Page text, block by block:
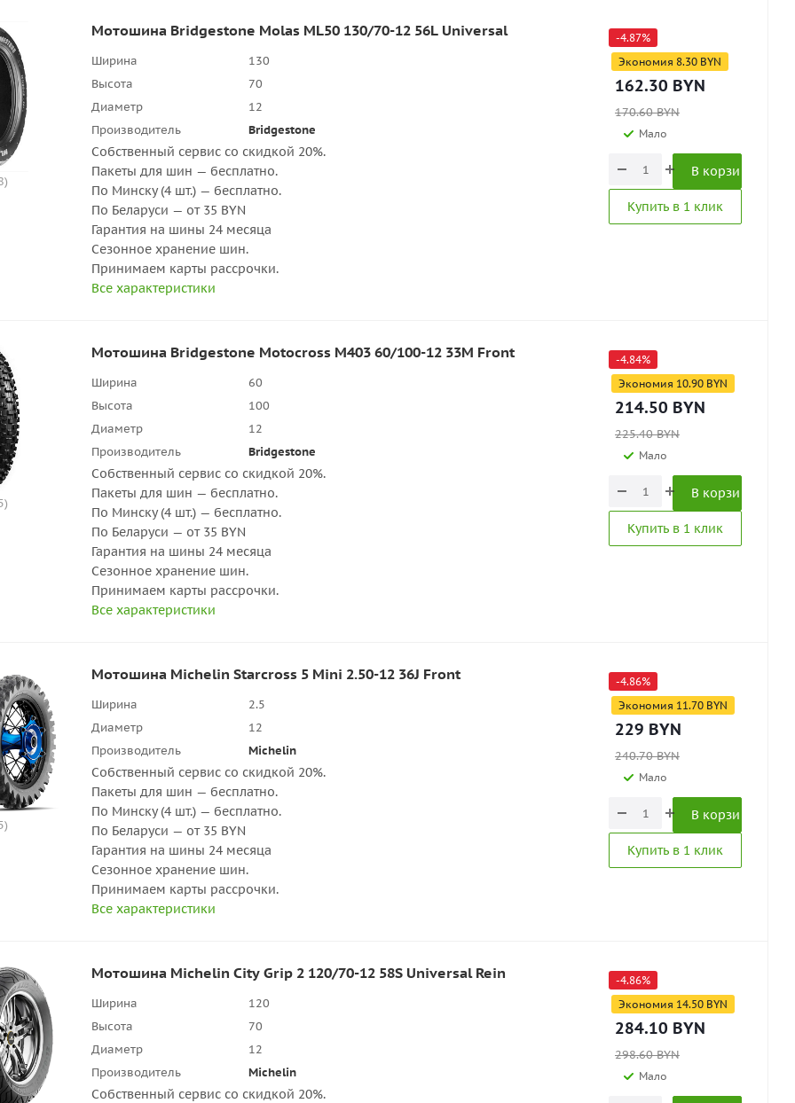
Мотошина Bridgestone Molas ML50 130/70-12 56L Universal
Ширина
130
Высота
70
Диаметр
12
Производитель
Bridgestone
Собственный сервис со скидкой 20%.
Пакеты для шин — бесплатно.
По Минску (4 шт.) — бесплатно.
По Беларуси — от 35 BYN
Гарантия на шины 24 месяца
Сезонное хранение шин.
Принимаем карты рассрочки.
Все характеристики
-4.87%
Экономия 8.30 BYN
162.30 BYN
170.60BYN
Мало
В корзину
Купить в 1 клик
Мотошина Bridgestone Motocross M403 60/100-12 33M Front
Ширина
60
Высота
100
Диаметр
12
Производитель
Bridgestone
Собственный сервис со скидкой 20%.
Пакеты для шин — бесплатно.
По Минску (4 шт.) — бесплатно.
По Беларуси — от 35 BYN
Гарантия на шины 24 месяца
Сезонное хранение шин.
Принимаем карты рассрочки.
Все характеристики
-4.84%
Экономия 10.90 BYN
214.50 BYN
225.40BYN
Мало
В корзину
Купить в 1 клик
Мотошина Michelin Starcross 5 Mini 2.50-12 36J Front
Ширина
2.5
Диаметр
12
Производитель
Michelin
Собственный сервис со скидкой 20%.
Пакеты для шин — бесплатно.
По Минску (4 шт.) — бесплатно.
По Беларуси — от 35 BYN
Гарантия на шины 24 месяца
Сезонное хранение шин.
Принимаем карты рассрочки.
Все характеристики
-4.86%
Экономия 11.70 BYN
229 BYN
240.70BYN
Мало
В корзину
Купить в 1 клик
Мотошина Michelin City Grip 2 120/70-12 58S Universal Rein
Ширина
120
Высота
70
Диаметр
12
Производитель
Michelin
Собственный сервис со скидкой 20%.
-4.86%
Экономия 14.50 BYN
284.10 BYN
298.60BYN
Мало